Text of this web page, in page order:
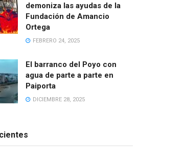
demoniza las ayudas de la
Fundación de Amancio
Ortega
FEBRERO 24, 2025
El barranco del Poyo con
agua de parte a parte en
Paiporta
DICIEMBRE 28, 2025